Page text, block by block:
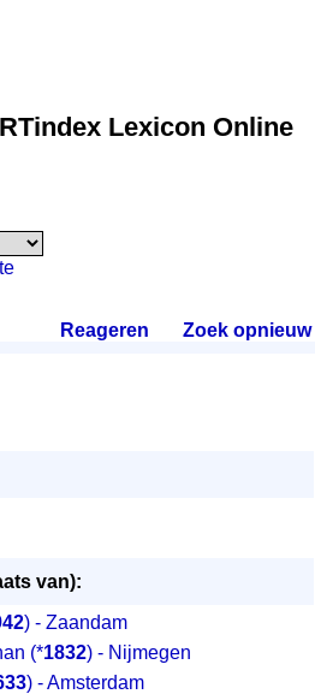
Lexicon Online
Reageren Zoek opnieuw.
van):
) - Zaandam
(*1832) - Nijmegen
) - Amsterdam